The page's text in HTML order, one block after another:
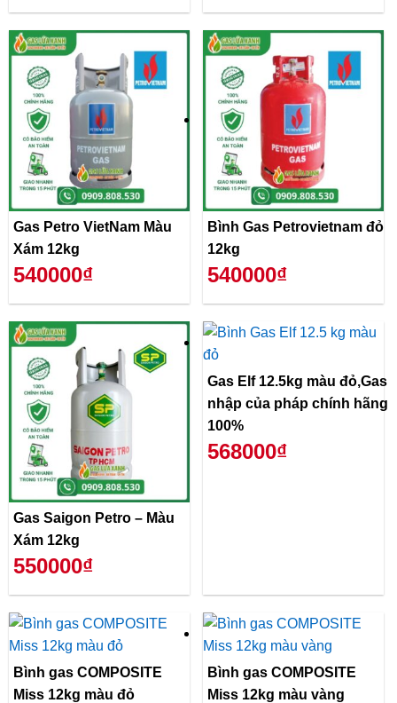
Gas Petro VietNam Màu
Xám 12kg
540000₫
Bình Gas Petrovietnam đỏ
12kg
540000₫
Gas Saigon Petro – Màu
Xám 12kg
550000₫
Gas Elf 12.5kg màu đỏ,Gas
nhập của pháp chính hãng
100%
568000₫
Bình gas COMPOSITE
Miss 12kg màu đỏ
Bình gas COMPOSITE
Miss 12kg màu vàng